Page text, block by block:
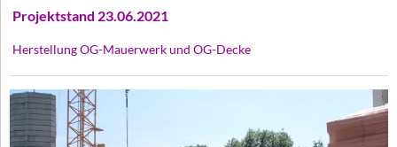
Projektstand 23.06.2021
Herstellung OG-Mauerwerk und OG-Decke